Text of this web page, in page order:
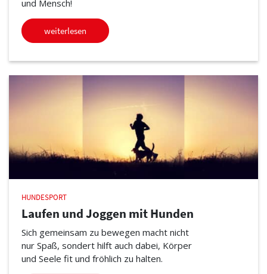
und Mensch!
weiterlesen
HUNDESPORT
Laufen und Joggen mit Hunden
Sich gemeinsam zu bewegen macht nicht
nur Spaß, sondert hilft auch dabei, Körper
und Seele fit und fröhlich zu halten.